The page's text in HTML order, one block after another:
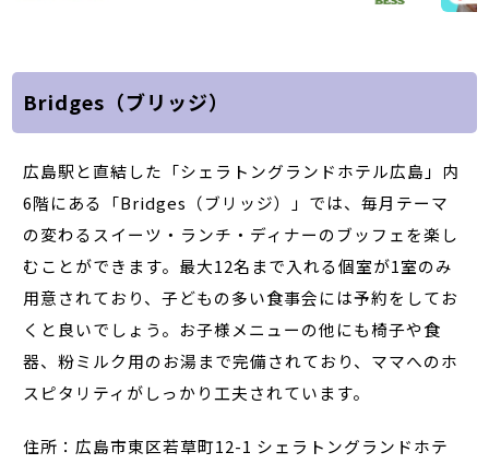
Bridges（ブリッジ）
広島駅と直結した「シェラトングランドホテル広島」内
6階にある「Bridges（ブリッジ）」では、毎月テーマ
の変わるスイーツ・ランチ・ディナーのブッフェを楽し
むことができます。最大12名まで入れる個室が1室のみ
用意されており、子どもの多い食事会には予約をしてお
くと良いでしょう。お子様メニューの他にも椅子や食
器、粉ミルク用のお湯まで完備されており、ママへのホ
スピタリティがしっかり工夫されています。
住所：広島市東区若草町12-1 シェラトングランドホテ